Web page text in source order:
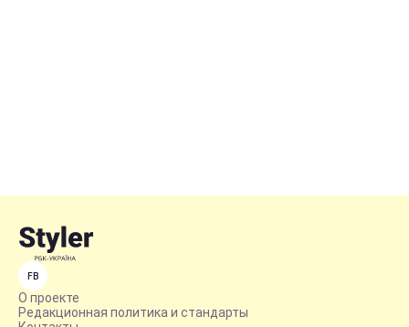
FB
О проекте
Редакционная политика и стандарты